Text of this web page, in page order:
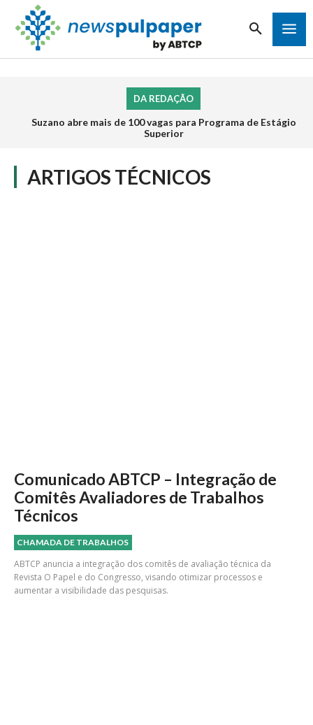
DA REDAÇÃO
Suzano abre mais de 100 vagas para Programa de Estágio
Superior
ARTIGOS TÉCNICOS
Comunicado ABTCP – Integração de
Comitês Avaliadores de Trabalhos
Técnicos
CHAMADA DE TRABALHOS
ABTCP anuncia a integração dos comitês de avaliação técnica da
Revista O Papel e do Congresso, visando otimizar processos e
aumentar a visibilidade das pesquisas.